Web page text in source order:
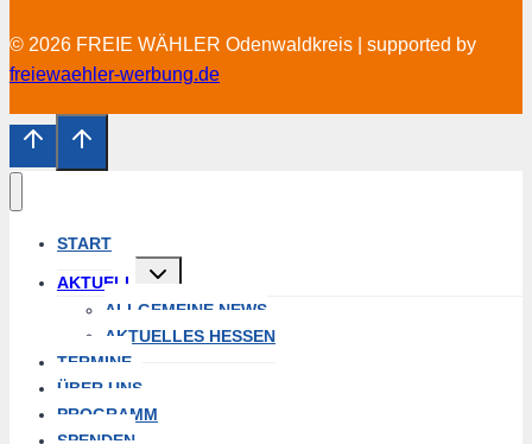
© 2026 FREIE WÄHLER Odenwaldkreis | supported by
freiewaehler-werbung.de
START
AKTUELL
Untermenü
öffnen
ALLGEMEINE NEWS
AKTUELLES HESSEN
TERMINE
ÜBER UNS
PROGRAMM